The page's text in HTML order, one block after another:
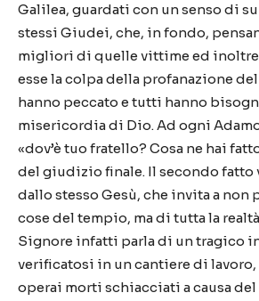
Galilea, guardati con un senso di
stessi Giudei, che, in fondo,
migliori di quelle vittime ed
esse la colpa della profanazione
hanno peccato e tutti hanno
misericordia di Dio. Ad ogni
«dov’è tuo fratello? Cosa ne hai
del giudizio finale. Il secondo fatto
dallo stesso Gesù, che invita a non
cose del tempio, ma di tutta la
Signore infatti parla di un tragico
verificatosi in un cantiere di
operai morti schiacciati a causa